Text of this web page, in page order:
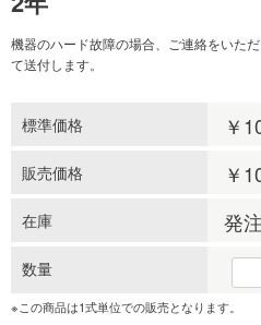
機器のハード故障の場合、ご連絡をいた
て送付します。
標準価格 ￥
販売価格 ￥
在庫 発
数量
※この商品は1式単位での販売となります。